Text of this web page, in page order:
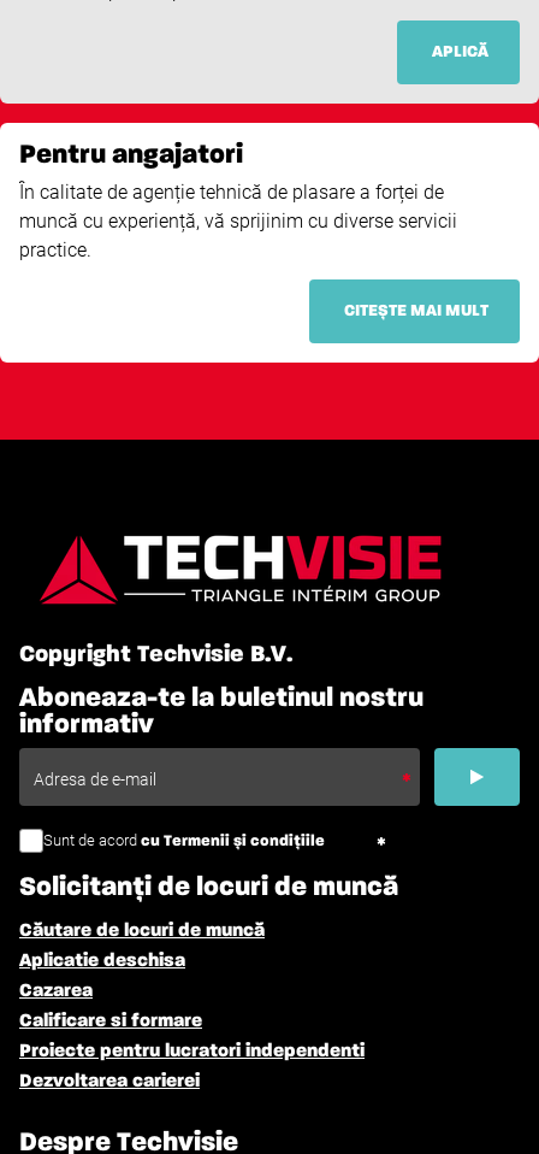
APLICĂ
Pentru angajatori
În calitate de agenție tehnică de plasare a forței de
muncă cu experiență, vă sprijinim cu diverse servicii
practice.
CITEȘTE MAI MULT
Copyright Techvisie B.V.
Aboneaza-te la buletinul nostru
informativ
Sunt de acord cu Termenii și condițiile
Solicitanți de locuri de muncă
Căutare de locuri de muncă
Aplicatie deschisa
Cazarea
Calificare si formare
Proiecte pentru lucratori independenti
Dezvoltarea carierei
Despre Techvisie